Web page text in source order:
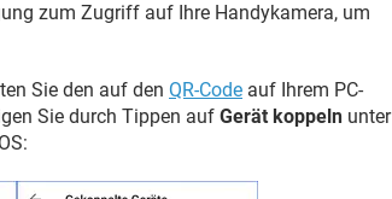
zum Zugriff auf Ihre Handykamera, um
Sie den auf den QR-Code auf Ihrem PC-
Sie durch Tippen auf Gerät koppeln unter